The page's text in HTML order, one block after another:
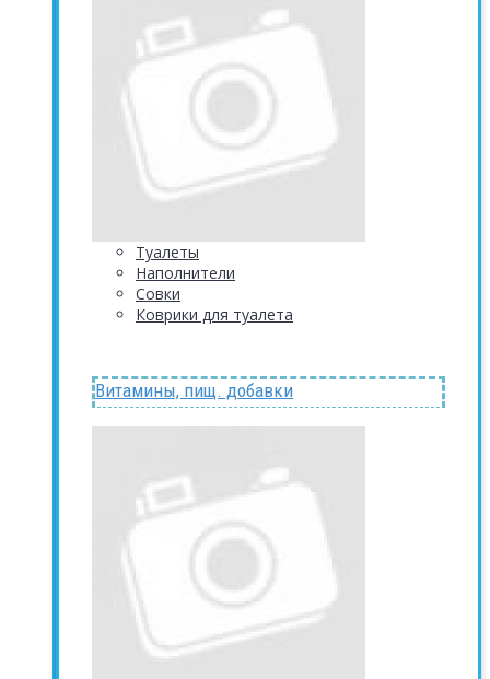
Туалеты
Наполнители
Совки
Коврики для туалета
Витамины, пищ. добавки